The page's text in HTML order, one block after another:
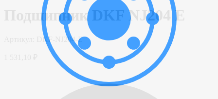
Подшипник DKF NJ204 E
DKF-NJ204-E